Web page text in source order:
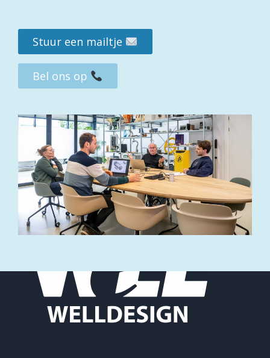
Stuur een mailtje
Bel ons op
VORIGE
TERUG NAAR PROJECTEN
VOLGENDE